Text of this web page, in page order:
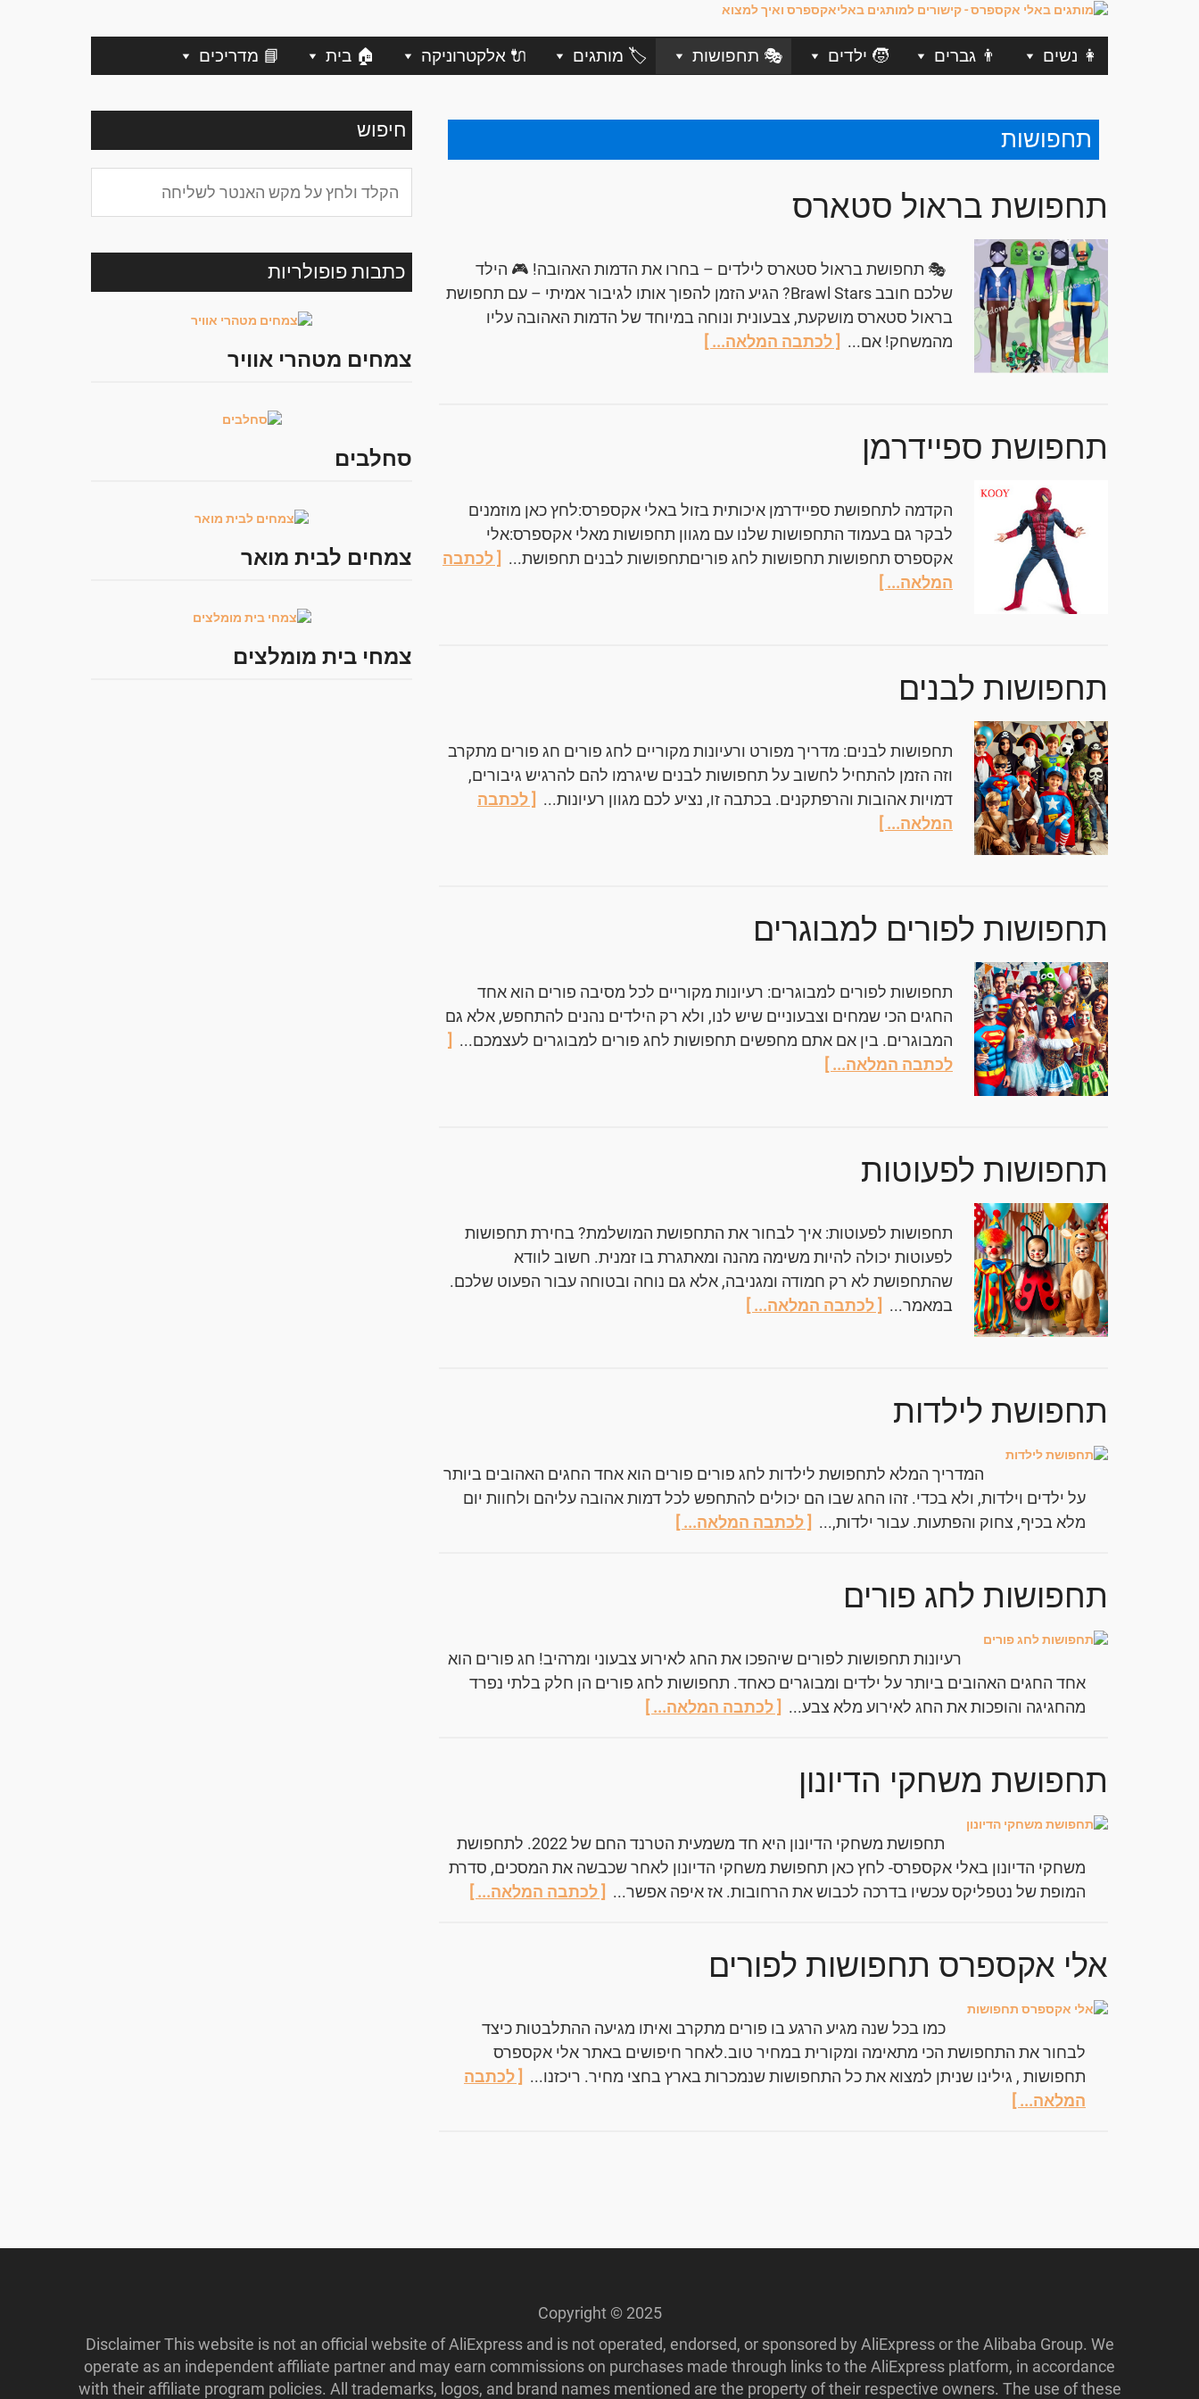
👩 נשים 👨 גברים 🧒 ילדים 🎭 תחפושות 🏷️ מותגים 🔌 אלקטרוניקה 🏠 בית 📘 מדריכים
תחפושות
תחפושת בראול סטארס
🎭 תחפושת בראול סטארס לילדים – בחרו את הדמות האהובה! 🎮 הילד
שלכם חובב Brawl Stars? הגיע הזמן להפוך אותו לגיבור אמיתי – עם תחפושת
בראול סטארס מושקעת, צבעונית ונוחה במיוחד של הדמות האהובה עליו
מהמשחק! אם... [ לכתבה המלאה... ]
תחפושת ספיידרמן
הקדמה לתחפושת ספיידרמן איכותית בזול באלי אקספרס:לחץ כאן מוזמנים
לבקר גם בעמוד התחפושות שלנו עם מגוון תחפושות מאלי אקספרס:אלי
אקספרס תחפושות תחפושות לחג פוריםתחפושות לבנים תחפושת... [ לכתבה
המלאה... ]
תחפושות לבנים
תחפושות לבנים: מדריך מפורט ורעיונות מקוריים לחג פורים חג פורים מתקרב
וזה הזמן להתחיל לחשוב על תחפושות לבנים שיגרמו להם להרגיש גיבורים,
דמויות אהובות והרפתקנים. בכתבה זו, נציע לכם מגוון רעיונות... [ לכתבה
המלאה... ]
תחפושות לפורים למבוגרים
תחפושות לפורים למבוגרים: רעיונות מקוריים לכל מסיבה פורים הוא אחד
החגים הכי שמחים וצבעוניים שיש לנו, ולא רק הילדים נהנים להתחפש, אלא גם
המבוגרים. בין אם אתם מחפשים תחפושות לחג פורים למבוגרים לעצמכם... [
לכתבה המלאה... ]
תחפושות לפעוטות
תחפושות לפעוטות: איך לבחור את התחפושת המושלמת? בחירת תחפושות
לפעוטות יכולה להיות משימה מהנה ומאתגרת בו זמנית. חשוב לוודא
שהתחפושת לא רק חמודה ומגניבה, אלא גם נוחה ובטוחה עבור הפעוט שלכם.
במאמר... [ לכתבה המלאה... ]
תחפושת לילדות
המדריך המלא לתחפושת לילדות לחג פורים פורים הוא אחד החגים האהובים ביותר
על ילדים וילדות, ולא בכדי. זהו החג שבו הם יכולים להתחפש לכל דמות אהובה עליהם ולחוות יום
מלא בכיף, צחוק והפתעות. עבור ילדות,... [ לכתבה המלאה... ]
תחפושות לחג פורים
רעיונות תחפושות לפורים שיהפכו את החג לאירוע צבעוני ומרהיב! חג פורים הוא
אחד החגים האהובים ביותר על ילדים ומבוגרים כאחד. תחפושות לחג פורים הן חלק בלתי נפרד
מהחגיגה והופכות את החג לאירוע מלא צבע... [ לכתבה המלאה... ]
תחפושת משחקי הדיונון
תחפושת משחקי הדיונון היא חד משמעית הטרנד החם של 2022. לתחפושת
משחקי הדיונון באלי אקספרס- לחץ כאן תחפושת משחקי הדיונון לאחר שכבשה את המסכים, סדרת
המופת של נטפליקס עכשיו בדרכה לכבוש את הרחובות. אז איפה אפשר... [ לכתבה המלאה... ]
אלי אקספרס תחפושות לפורים
כמו בכל שנה מגיע הרגע בו פורים מתקרב ואיתו מגיעה ההתלבטות כיצד
לבחור את התחפושת הכי מתאימה ומקורית במחיר טוב.לאחר חיפושים באתר אלי אקספרס
תחפושות , גילינו שניתן למצוא את כל התחפושות שנמכרות בארץ בחצי מחיר. ריכזנו... [ לכתבה
המלאה... ]
חיפוש
כתבות פופולריות
צמחים מטהרי אוויר
סחלבים
צמחים לבית מואר
צמחי בית מומלצים
Copyright © 2025
Disclaimer This website is not an official website of AliExpress and is not operated, endorsed, or sponsored by AliExpress or the Alibaba Group. We
operate as an independent affiliate partner and may earn commissions on purchases made through links to the AliExpress platform, in accordance
with their affiliate program policies. All trademarks, logos, and brand names mentioned are the property of their respective owners. The use of these